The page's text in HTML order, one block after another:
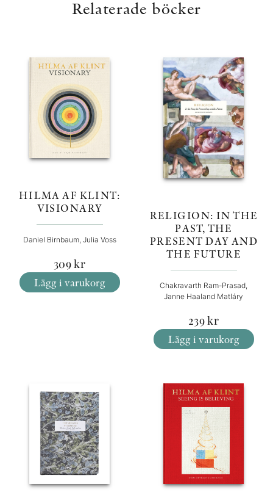
Relaterade böcker
HILMA AF KLINT:
VISIONARY
Daniel Birnbaum, Julia Voss
309kr
Lägg i varukorg
RELIGION: IN THE
PAST, THE
PRESENT DAY AND
THE FUTURE
Chakravarth Ram-Prasad,
Janne Haaland Matláry
239kr
Lägg i varukorg